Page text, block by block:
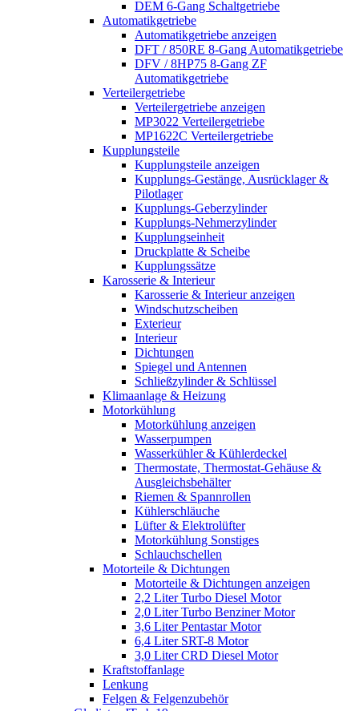
DEM 6-Gang Schaltgetriebe
Automatikgetriebe
Automatikgetriebe anzeigen
DFT / 850RE 8-Gang Automatikgetriebe
DFV / 8HP75 8-Gang ZF
Automatikgetriebe
Verteilergetriebe
Verteilergetriebe anzeigen
MP3022 Verteilergetriebe
MP1622C Verteilergetriebe
Kupplungsteile
Kupplungsteile anzeigen
Kupplungs-Gestänge, Ausrücklager &
Pilotlager
Kupplungs-Geberzylinder
Kupplungs-Nehmerzylinder
Kupplungseinheit
Druckplatte & Scheibe
Kupplungssätze
Karosserie & Interieur
Karosserie & Interieur anzeigen
Windschutzscheiben
Exterieur
Interieur
Dichtungen
Spiegel und Antennen
Schließzylinder & Schlüssel
Klimaanlage & Heizung
Motorkühlung
Motorkühlung anzeigen
Wasserpumpen
Wasserkühler & Kühlerdeckel
Thermostate, Thermostat-Gehäuse &
Ausgleichsbehälter
Riemen & Spannrollen
Kühlerschläuche
Lüfter & Elektrolüfter
Motorkühlung Sonstiges
Schlauchschellen
Motorteile & Dichtungen
Motorteile & Dichtungen anzeigen
2,2 Liter Turbo Diesel Motor
2,0 Liter Turbo Benziner Motor
3,6 Liter Pentastar Motor
6,4 Liter SRT-8 Motor
3,0 Liter CRD Diesel Motor
Kraftstoffanlage
Lenkung
Felgen & Felgenzubehör